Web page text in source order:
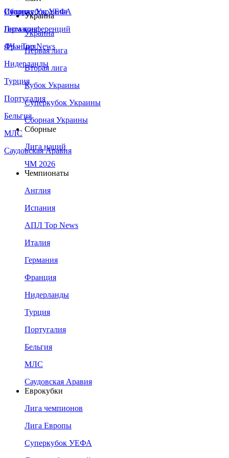
Сборная Украины
Италия
Германия
Франция
Нидерланды
Турция
Португалия
Бельгия
МЛС
Саудовская Аравия
Суперкубок УЕФА
Лига конференций
ЛЧ - Top News
Украина
Украина
Первая лига
Вторая лига
Кубок Украины
Суперкубок Украины
Сборная Украины
Сборные
Лига наций
ЧМ 2026
Чемпионаты
Англия
Испания
АПЛ Top News
Италия
Германия
Франция
Нидерланды
Турция
Португалия
Бельгия
МЛС
Саудовская Аравия
Еврокубки
Лига чемпионов
Лига Европы
Суперкубок УЕФА